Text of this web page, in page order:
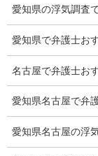
浮気をする人
探偵社の選び方
浮気度チェック
会社案内
損害保険調査
愛知県の浮気調査
愛知県で弁護士お
名古屋で弁護士お
愛知県名古屋で弁
愛知県名古屋の浮